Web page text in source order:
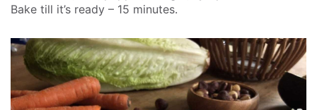
Bake till it’s ready – 15 minutes.